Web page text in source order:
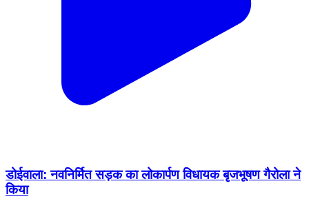
डोईवाला: नवनिर्मित सड़क का लोकार्पण विधायक बृजभूषण गैरोला ने
किया